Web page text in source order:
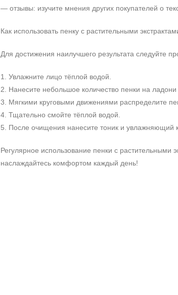
— отзывы: изучите мнения других покупателей о
Как использовать пенку с растительными
Для достижения наилучшего результата следуйте
1. Увлажните лицо тёплой водой.
2. Нанесите небольшое количество пенки на ладони
3. Мягкими круговыми движениями распределите
4. Тщательно смойте тёплой водой.
5. После очищения нанесите тоник и увлажняющий
Регулярное использование пенки с
наслаждайтесь комфортом каждый день!